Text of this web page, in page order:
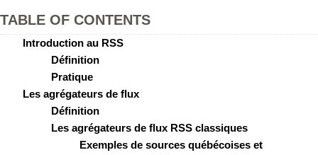
TABLE OF CONTENTS
Introduction au RSS
Définition
Pratique
Les agrégateurs de flux
Définition
Les agrégateurs de flux RSS classiques
Exemples de sources québécoises et